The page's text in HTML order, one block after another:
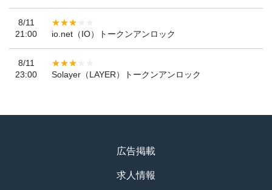
8/11
21:00
io.net（IO）トークンアンロック
8/11
23:00
Solayer（LAYER）トークンアンロック
広告掲載
求人情報